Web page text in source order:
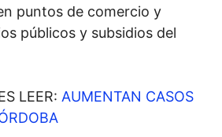
puntos de comercio y
públicos y subsidios del
LEER: AUMENTAN CASOS